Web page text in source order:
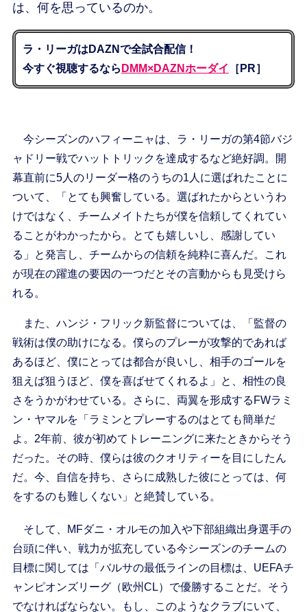
は、何を思っているのか。
ラ・リーガはDAZNで全試合配信！
今すぐ視聴するなら DMM×DAZNホーダイ ［PR］
今シーズンのハフィーニャは、ラ・リーガの第4節バジ
ャドリー戦でハットトリックを達成するなど絶好調。開
幕直前に5人のリーダー格のうちの1人に選ばれたことに
ついて、「とても興奮している。選ばれたからというわ
けではなく、チームメイトたちが僕を信頼してくれてい
ることがわかったから。とても嬉しいし、感謝してい
る」と発言し、チームからの信頼を純粋に喜んだ。これ
が現在の躍進の要因の一つだとその言動からも見受けら
れる。
また、ハンジ・フリック新監督については、「監督の
戦術は僕の助けになる。僕らのプレーが攻撃的であれば
あるほど、僕にとっては都合が良いし、相手のゴールを
狙えば狙うほど、僕を喜ばせてくれるよ」と、相性の良
さをうかがわせている。さらに、両翼を形成するFWラミ
ン・ヤマルを「ラミンとプレーするのはとても簡単だ
よ。2年前、彼が初めてトレーニングに来たときからそう
だった。その時、僕らは彼のクオリティーを目にしたん
だ。今、自信を持ち、さらに成熟した彼にとっては、何
をするのも難しくない」と絶賛している。
そして、MFダニ・オルモの加入や下部組織出身選手の
台頭に伴い、戦力が拡充している今シーズンのチームの
目標に関しては「バルサの最低ラインの目標は、UEFAチ
ャンピオンズリーグ（欧州CL）で優勝することだ。そう
でなければならない。もし、このようなクラブにいて、